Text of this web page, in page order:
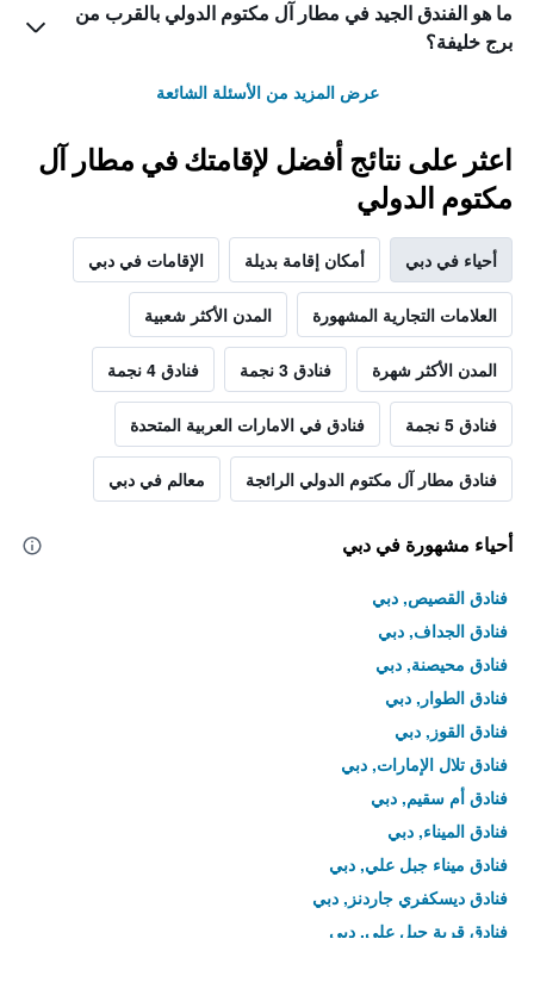
ما هو الفندق الجيد في مطار آل مكتوم الدولي بالقرب من
برج خليفة؟
عرض المزيد من الأسئلة الشائعة
اعثر على نتائج أفضل لإقامتك في مطار آل
مكتوم الدولي
أحياء في دبي أمكان إقامة بديلة الإقامات في دبي
العلامات التجارية المشهورة المدن الأكثر شعبية
المدن الأكثر شهرة فنادق 3 نجمة فنادق 4 نجمة
فنادق 5 نجمة فنادق في الامارات العربية المتحدة
فنادق مطار آل مكتوم الدولي الرائجة معالم في دبي
أحياء مشهورة في دبي
فنادق القصيص, دبي
فنادق الجداف, دبي
فنادق محيصنة, دبي
فنادق الطوار, دبي
فنادق القوز, دبي
فنادق تلال الإمارات, دبي
فنادق أم سقيم, دبي
فنادق الميناء, دبي
فنادق ميناء جبل علي, دبي
فنادق ديسكفري جاردنز, دبي
فنادق قرية جبل علي, دبي